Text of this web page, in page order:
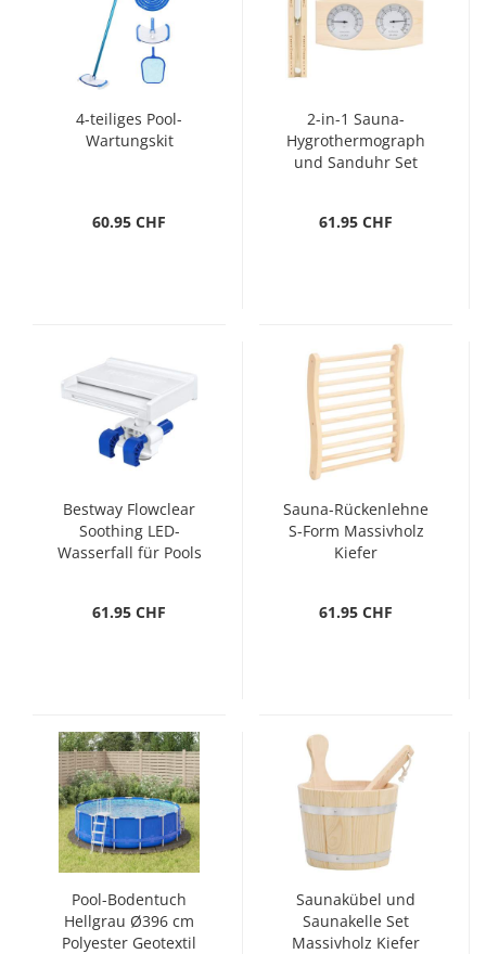
4-teiliges Pool-
Wartungskit
60.95 CHF
2-in-1 Sauna-
Hygrothermograph
und Sanduhr Set
61.95 CHF
Bestway Flowclear
Soothing LED-
Wasserfall für Pools
61.95 CHF
Sauna-Rückenlehne
S-Form Massivholz
Kiefer
61.95 CHF
Pool-Bodentuch
Hellgrau Ø396 cm
Polyester Geotextil
Saunakübel und
Saunakelle Set
Massivholz Kiefer